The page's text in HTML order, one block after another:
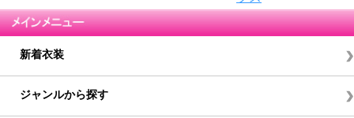
新着衣装
ジャンルから探す